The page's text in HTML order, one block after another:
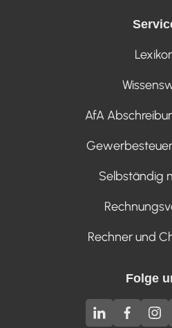
AfA
Selbständig
Rechner und
Folge